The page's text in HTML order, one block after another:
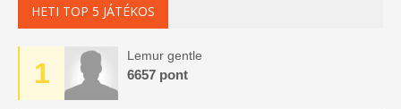
HETI TOP 5 JÁTÉKOS
1
Lemur gentle
6657 pont